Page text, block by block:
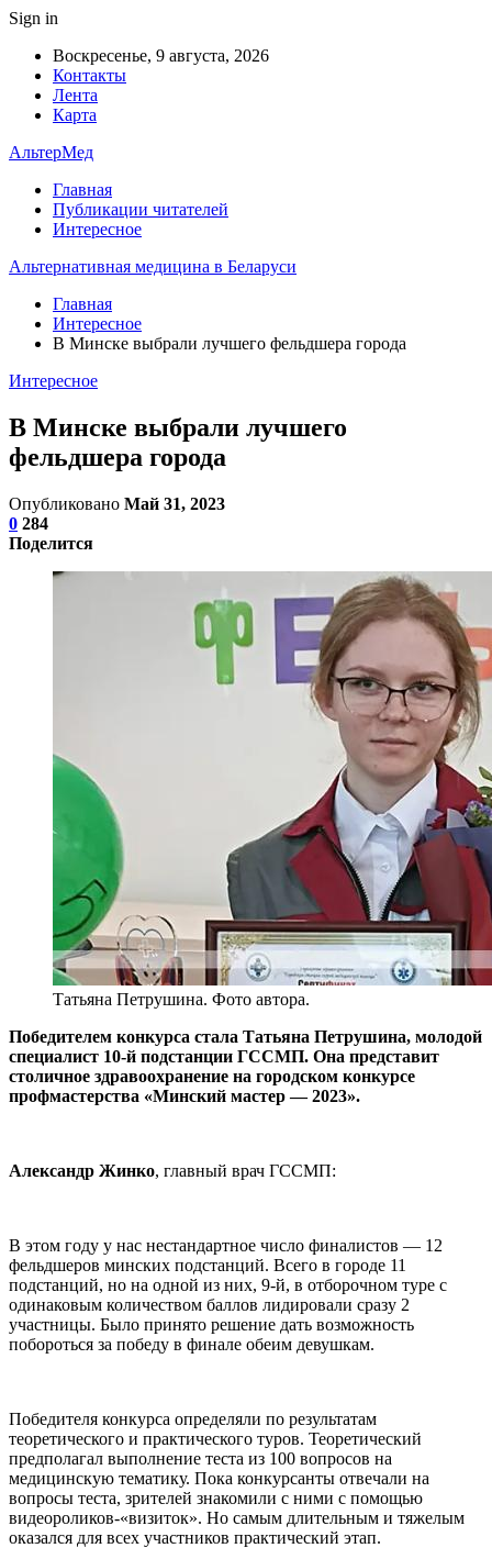
Sign in
Воскресенье, 9 августа, 2026
Контакты
Лента
Карта
АльтерМед
Главная
Публикации читателей
Интересное
Альтернативная медицина в Беларуси
Главная
Интересное
В Минске выбрали лучшего фельдшера города
Интересное
В Минске выбрали лучшего
фельдшера города
Опубликовано Май 31, 2023
0 284
Поделится
Татьяна Петрушина. Фото автора.
Победителем конкурса стала Татьяна Петрушина, молодой
специалист 10-й подстанции ГССМП. Она представит
столичное здравоохранение на городском конкурсе
профмастерства «Минский мастер — 2023».
Александр Жинко, главный врач ГССМП:
В этом году у нас нестандартное число финалистов — 12
фельдшеров минских подстанций. Всего в городе 11
подстанций, но на одной из них, 9-й, в отборочном туре с
одинаковым количеством баллов лидировали сразу 2
участницы. Было принято решение дать возможность
побороться за победу в финале обеим девушкам.
Победителя конкурса определяли по результатам
теоретического и практического туров. Теоретический
предполагал выполнение теста из 100 вопросов на
медицинскую тематику. Пока конкурсанты отвечали на
вопросы теста, зрителей знакомили с ними с помощью
видеороликов-«визиток». Но самым длительным и тяжелым
оказался для всех участников практический этап.